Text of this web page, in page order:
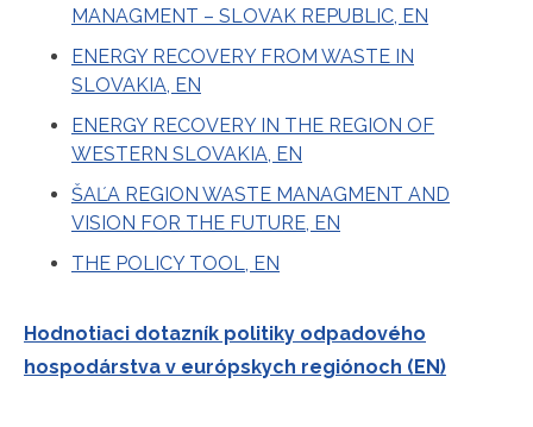
MANAGMENT – SLOVAK REPUBLIC, EN
ENERGY RECOVERY FROM WASTE IN
SLOVAKIA, EN
ENERGY RECOVERY IN THE REGION OF
WESTERN SLOVAKIA, EN
ŠAĽA REGION WASTE MANAGMENT AND
VISION FOR THE FUTURE, EN
THE POLICY TOOL, EN
Hodnotiaci dotazník politiky odpadového
hospodárstva v európskych regiónoch (EN)